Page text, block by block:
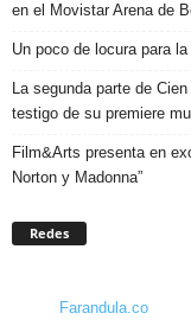
en el Movistar Arena de
Un poco de locura para
La segunda parte de
testigo de su premiere
Film&Arts presenta en
Norton y Madonna”
Redes
Farandula.co